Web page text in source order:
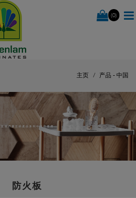
(0)
主页 产品 - 中国
從我們廣泛的產品系列中進行選擇
防火板